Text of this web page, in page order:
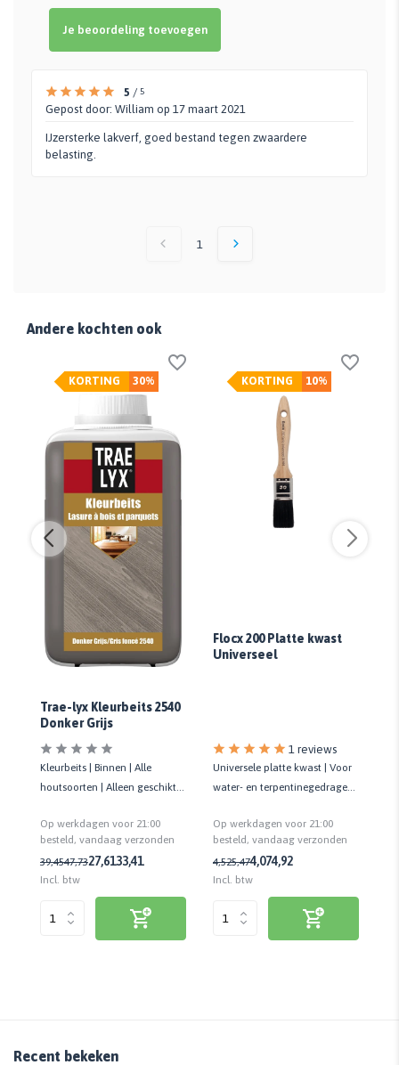
Je beoordeling toevoegen
5 / 5
Gepost door: William op 17 maart 2021
IJzersterke lakverf, goed bestand tegen zwaardere
belasting.
1
Andere kochten ook
30%
KORTING
Trae-lyx Kleurbeits 2540
Donker Grijs
Kleurbeits | Binnen | Alle
houtsoorten | Alleen geschikt
hout
Op werkdagen voor 21:00
besteld, vandaag verzonden
39,4547,7327,6133,41
Incl. btw
10%
KORTING
Flocx 200 Platte kwast
Universeel
1 reviews
Universele platte kwast | Voor
water- en terpentinegedragen
Op werkdagen voor 21:00
besteld, vandaag verzonden
4,525,474,074,92
Incl. btw
Recent bekeken